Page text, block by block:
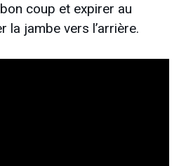
coup et expirer au
la jambe vers l’arrière.